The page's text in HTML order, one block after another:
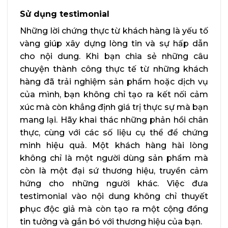
Sử dụng testimonial
Những lời chứng thực từ khách hàng là yếu tố
vàng giúp xây dựng lòng tin và sự hấp dẫn
cho nội dung. Khi bạn chia sẻ những câu
chuyện thành công thực tế từ những khách
hàng đã trải nghiệm sản phẩm hoặc dịch vụ
của mình, bạn không chỉ tạo ra kết nối cảm
xúc mà còn khẳng định giá trị thực sự mà bạn
mang lại. Hãy khai thác những phản hồi chân
thực, cùng với các số liệu cụ thể để chứng
minh hiệu quả. Một khách hàng hài lòng
không chỉ là một người dùng sản phẩm mà
còn là một đại sứ thương hiệu, truyền cảm
hứng cho những người khác. Việc đưa
testimonial vào nội dung không chỉ thuyết
phục độc giả mà còn tạo ra một cộng đồng
tin tưởng và gắn bó với thương hiệu của bạn.